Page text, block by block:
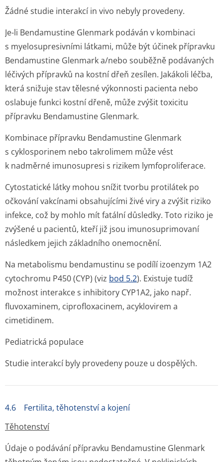
Žádné studie interakcí in vivo nebyly provedeny.
Je-li Bendamustine Glenmark podáván v kombinaci
s myelosupresivními látkami, může být účinek přípravku
Bendamustine Glenmark a/nebo souběžně podávaných
léčivých přípravků na kostní dřeň zesílen. Jakákoli léčba,
která snižuje stav tělesné výkonnosti pacienta nebo
oslabuje funkci kostní dřeně, může zvýšit toxicitu
přípravku Bendamustine Glenmark.
Kombinace přípravku Bendamustine Glenmark
s cyklosporinem nebo takrolimem může vést
k nadměrné imunosupresi s rizikem lymfoproliferace.
Cytostatické látky mohou snížit tvorbu protilátek po
očkování vakcínami obsahujícími živé viry a zvýšit riziko
infekce, což by mohlo mít fatální důsledky. Toto riziko je
zvýšené u pacientů, kteří již jsou imunosuprimovaní
následkem jejich základního onemocnění.
Na metabolismu bendamustinu se podílí izoenzym 1A2
cytochromu P450 (CYP) (viz bod 5.2). Existuje tudíž
možnost interakce s inhibitory CYP1A2, jako např.
fluvoxaminem, ciprofloxacinem, acyklovirem a
cimetidinem.
Pediatrická populace
Studie interakcí byly provedeny pouze u dospělých.
4.6 Fertilita, těhotenství a kojení
Těhotenství
Údaje o podávání přípravku Bendamustine Glenmark